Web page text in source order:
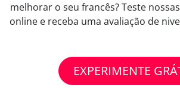
melhorar o seu francês? Teste
online e receba uma avaliação de
EXPERIMENTE